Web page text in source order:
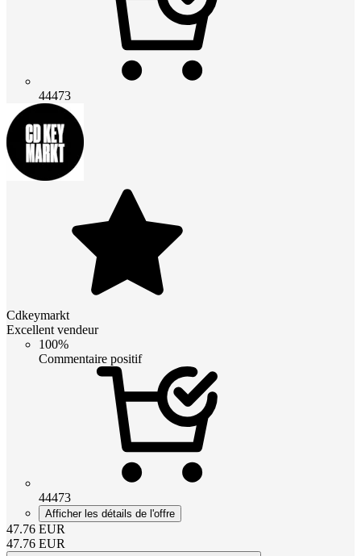
44473
Cdkeymarkt
Excellent vendeur
100%
Commentaire positif
44473
Afficher les détails de l'offre
47.76 EUR
47.76 EUR